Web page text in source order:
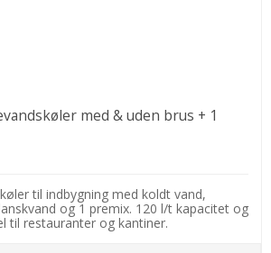
med & uden brus + 1
til indbygning med koldt vand,
og 1 premix. 120 l/t kapacitet og
til restauranter og kantiner.